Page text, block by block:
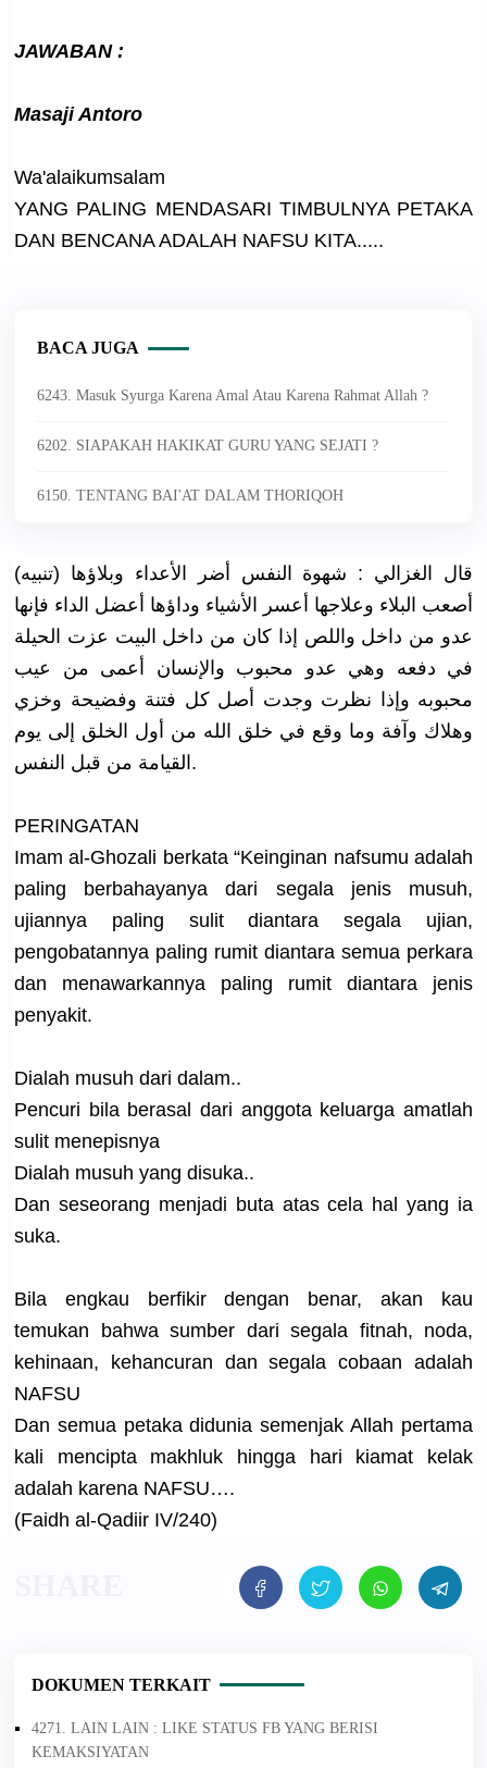
JAWABAN :
Masaji Antoro
Wa'alaikumsalam
YANG PALING MENDASARI TIMBULNYA PETAKA
DAN BENCANA ADALAH NAFSU KITA.....
BACA JUGA
6243. Masuk Syurga Karena Amal Atau Karena Rahmat Allah ?
6202. SIAPAKAH HAKIKAT GURU YANG SEJATI ?
6150. TENTANG BAI'AT DALAM THORIQOH
(تنبيه) قال الغزالي : شهوة النفس أضر الأعداء وبلاؤها
أصعب البلاء وعلاجها أعسر الأشياء وداؤها أعضل الداء فإنها
عدو من داخل واللص إذا كان من داخل البيت عزت الحيلة
في دفعه وهي عدو محبوب والإنسان أعمى من عيب
محبوبه وإذا نظرت وجدت أصل كل فتنة وفضيحة وخزي
وهلاك وآفة وما وقع في خلق الله من أول الخلق إلى يوم
القيامة من قبل النفس.
PERINGATAN
Imam al-Ghozali berkata “Keinginan nafsumu adalah
paling berbahayanya dari segala jenis musuh,
ujiannya paling sulit diantara segala ujian,
pengobatannya paling rumit diantara semua perkara
dan menawarkannya paling rumit diantara jenis
penyakit.
Dialah musuh dari dalam..
Pencuri bila berasal dari anggota keluarga amatlah
sulit menepisnya
Dialah musuh yang disuka..
Dan seseorang menjadi buta atas cela hal yang ia
suka.
Bila engkau berfikir dengan benar, akan kau
temukan bahwa sumber dari segala fitnah, noda,
kehinaan, kehancuran dan segala cobaan adalah
NAFSU
Dan semua petaka didunia semenjak Allah pertama
kali mencipta makhluk hingga hari kiamat kelak
adalah karena NAFSU….
(Faidh al-Qadiir IV/240)
DOKUMEN TERKAIT
4271. LAIN LAIN : LIKE STATUS FB YANG BERISI
KEMAKSIYATAN